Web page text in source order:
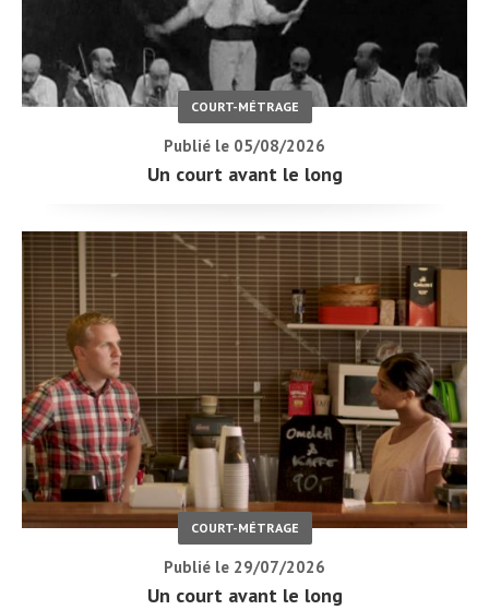
COURT-MÉTRAGE
Publié le 05/08/2026
Un court avant le long
COURT-MÉTRAGE
Publié le 29/07/2026
Un court avant le long